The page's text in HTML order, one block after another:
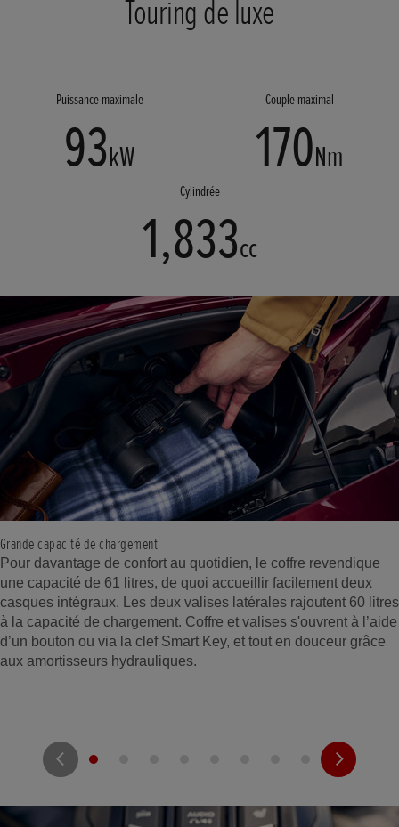
Touring de luxe
Puissance maximale
93kW
Couple maximal
170Nm
Cylindrée
1,833cc
Grande capacité de chargement
Pour davantage de confort au quotidien, le coffre revendique
une capacité de 61 litres, de quoi accueillir facilement deux
casques intégraux. Les deux valises latérales rajoutent 60 litres
à la capacité de chargement. Coffre et valises s'ouvrent à l’aide
d’un bouton ou via la clef Smart Key, et tout en douceur grâce
aux amortisseurs hydrauliques.